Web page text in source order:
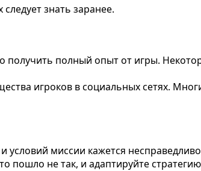
знать заранее.
получить полный опыт от игры.
игроков в социальных сетях.
условий миссии кажется
пошло не так, и адаптируйте